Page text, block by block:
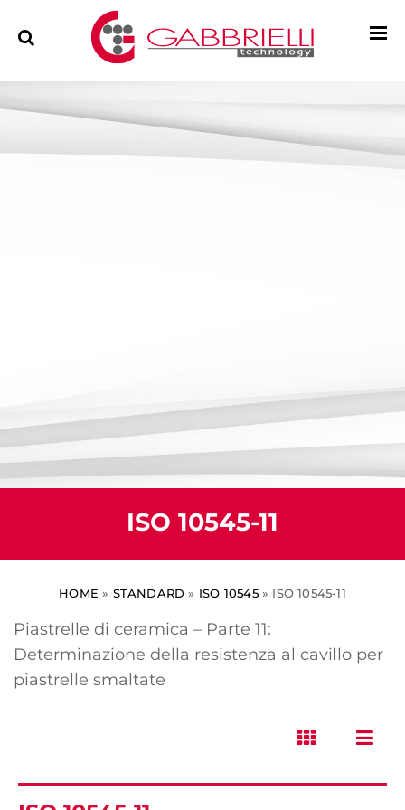
ISO 10545-11
HOME » STANDARD » ISO 10545» ISO 10545-11
Piastrelle di ceramica – Parte 11:
Determinazione della resistenza al cavillo per
piastrelle smaltate